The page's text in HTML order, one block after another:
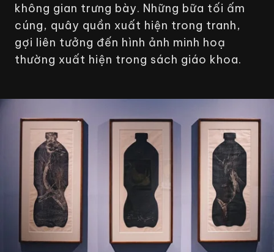
không gian trưng bày. Những bữa tối ấm
cúng, quây quần xuất hiện trong tranh,
gợi liên tưởng đến hình ảnh minh hoạ
thường xuất hiện trong sách giáo khoa.